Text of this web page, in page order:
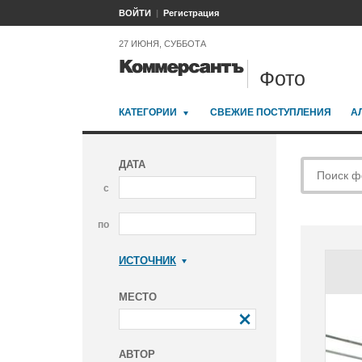
ВОЙТИ Регистрация
27 ИЮНЯ, СУББОТА
Фото
КАТЕГОРИИ СВЕЖИЕ ПОСТУПЛЕНИЯ
ДАТА
с
по
ИСТОЧНИК
МЕСТО
АВТОР